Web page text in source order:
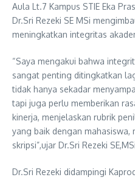
Aula Lt.7 Kampus STIE Eka
Dr.Sri Rezeki SE MSi
meningkatkan integritas
“Saya mengakui bahwa
sangat penting ditingkatkan
tidak hanya sekadar
tapi juga perlu memberikan
kinerja, menjelaskan rubrik
yang baik dengan mahasiswa,
skripsi”,ujar Dr.Sri Rezeki
Dr.Sri Rezeki didampingi